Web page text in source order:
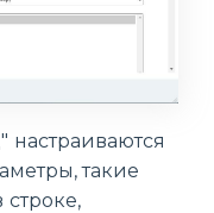
такие
строке,